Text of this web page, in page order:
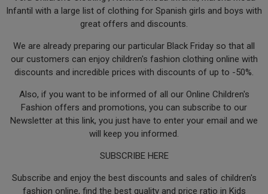
Infantil with a large list of clothing for Spanish girls and boys with
great offers and discounts.
We are already preparing our particular Black Friday so that all
our customers can enjoy children's fashion clothing online with
discounts and incredible prices with discounts of up to -50%.
Also, if you want to be informed of all our Online Children's
Fashion offers and promotions, you can subscribe to our
Newsletter at this link, you just have to enter your email and we
will keep you informed.
SUBSCRIBE HERE
Subscribe and enjoy the best discounts and sales of children's
fashion online, find the best quality and price ratio in Kids